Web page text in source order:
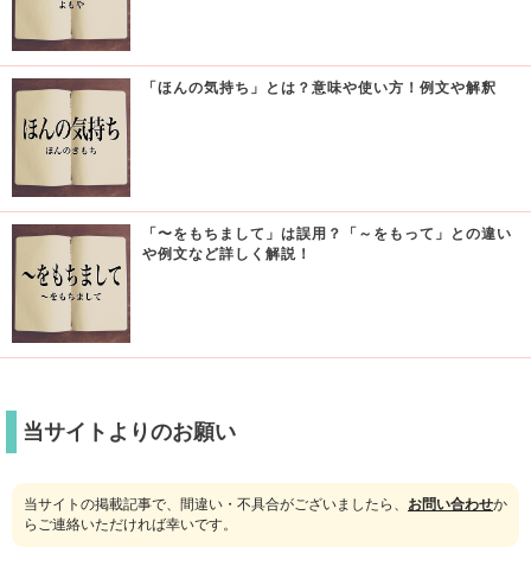
「ほんの気持ち」とは？意味や使い方！例文や解釈
「〜をもちまして」は誤用？「～をもって」との違い
や例文など詳しく解説！
当サイトよりのお願い
当サイトの掲載記事で、間違い・不具合がございましたら、 お問い合わせか
らご連絡いただければ幸いです。